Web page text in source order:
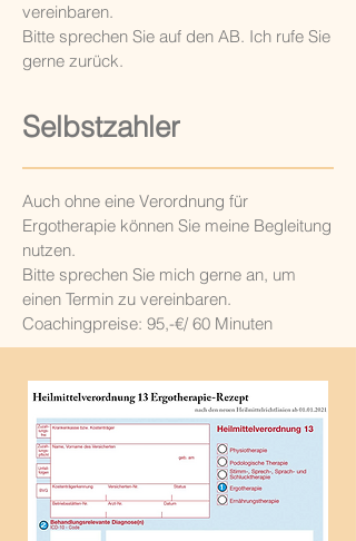
vereinbaren.
Bitte sprechen Sie auf den AB. Ich rufe Sie
gerne zurück.
Selbstzahler
Auch ohne eine Verordnung für
Ergotherapie können Sie meine Begleitung
nutzen.
Bitte sprechen Sie mich gerne an, um
einen Termin zu vereinbaren.
Coachingpreise: 95,-€/ 60 Minuten